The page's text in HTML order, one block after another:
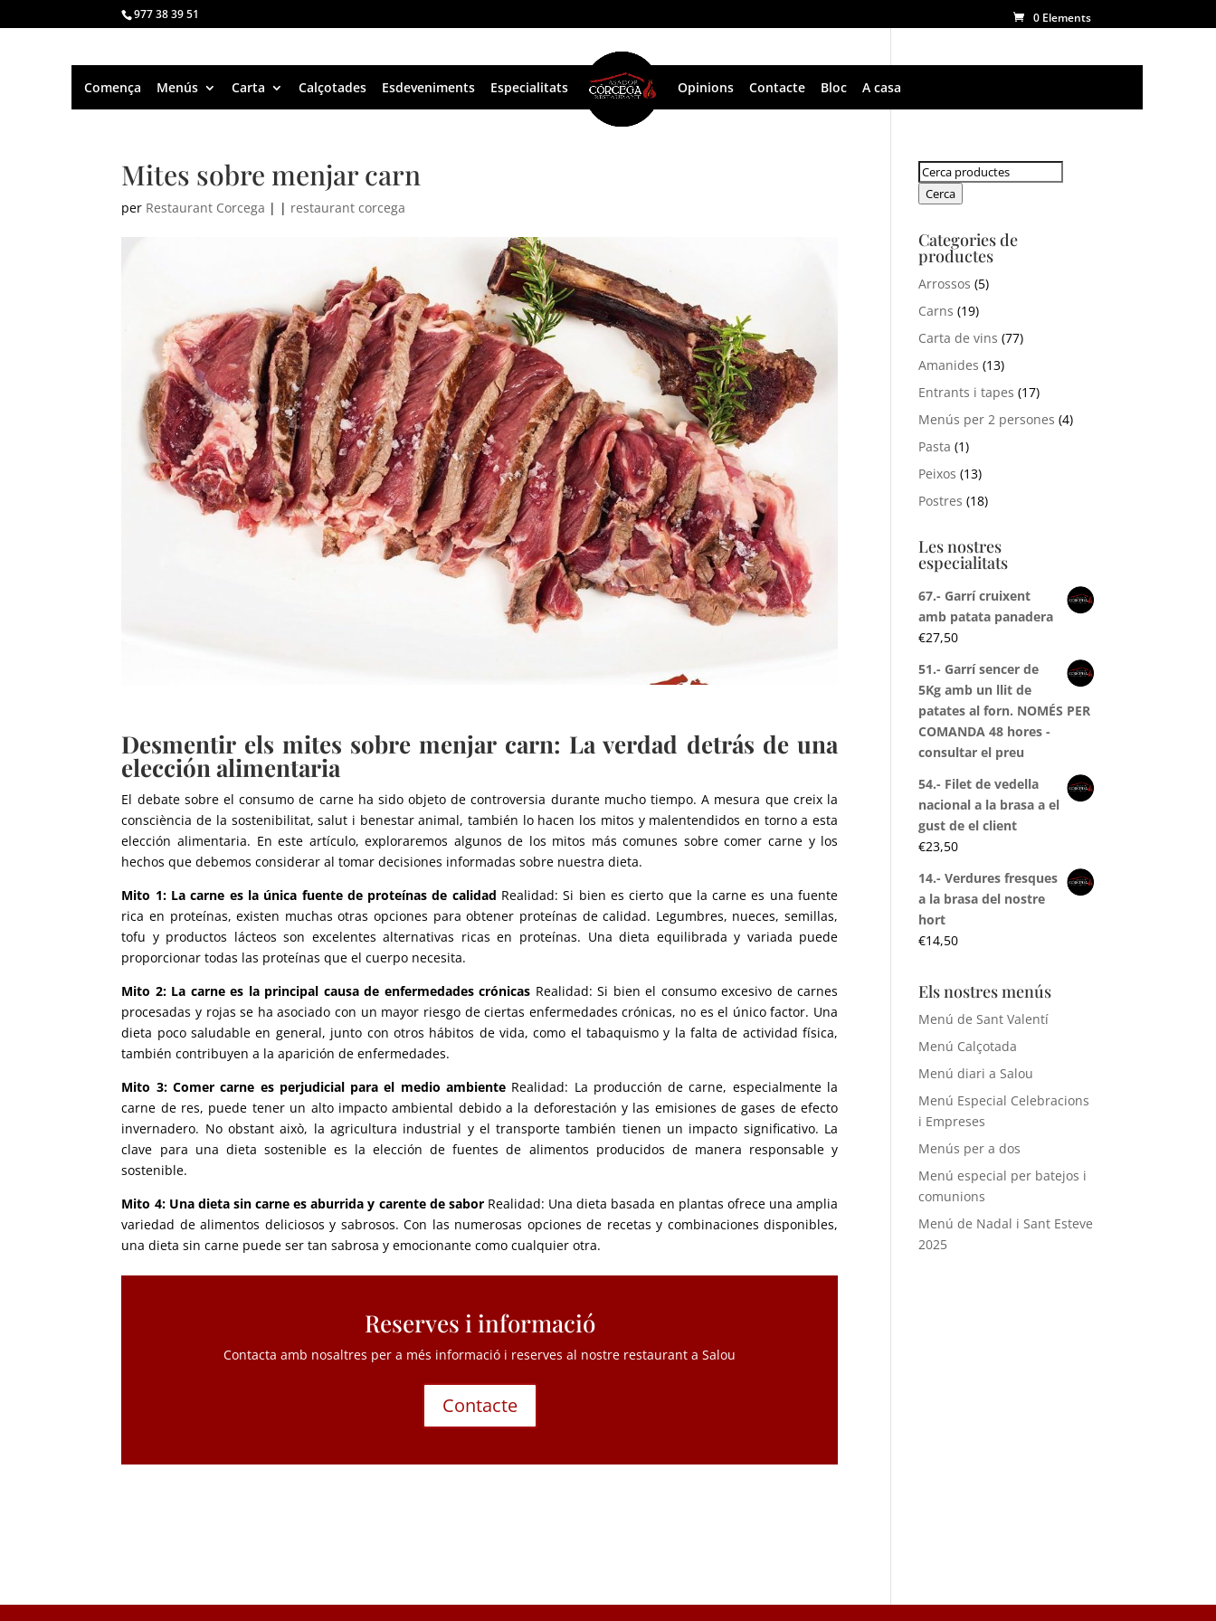
977 38 39 51 0 Elements
Comença Menús Carta Calçotades Esdeveniments Especialitats Opinions Contacte Bloc A casa
Mites sobre menjar carn
per Restaurant Corcega | | restaurant corcega
Desmentir els mites sobre menjar carn: La verdad detrás de una
elección alimentaria
El debate sobre el consumo de carne ha sido objeto de controversia durante mucho tiempo. A mesura que creix la
consciència de la sostenibilitat, salut i benestar animal,también lo hacen los mitos y malentendidos en torno a esta
elección alimentaria. En este artículo,exploraremos algunos de los mitos más comunes sobre comer carne y los
hechos que debemos considerar al tomar decisiones informadas sobre nuestra dieta.
Mito 1: La carne es la única fuente de proteínas de calidad Realidad:Si bien es cierto que la carne es una fuente
rica en proteínas,existen muchas otras opciones para obtener proteínas de calidad. Legumbres, nueces,semillas,
tofu y productos lácteos son excelentes alternativas ricas en proteínas. Una dieta equilibrada y variada puede
proporcionar todas las proteínas que el cuerpo necesita.
Mito 2: La carne es la principal causa de enfermedades crónicas Realidad:Si bien el consumo excesivo de carnes
procesadas y rojas se ha asociado con un mayor riesgo de ciertas enfermedades crónicas, no es el único factor. Una
dieta poco saludable en general, junto con otros hábitos de vida,como el tabaquismo y la falta de actividad física,
también contribuyen a la aparición de enfermedades.
Mito 3: Comer carne es perjudicial para el medio ambiente Realidad: La producción de carne, especialmente la
carne de res, puede tener un alto impacto ambiental debido a la deforestación y las emisiones de gases de efecto
invernadero. No obstant això, la agricultura industrial y el transporte también tienen un impacto significativo. La
clave para una dieta sostenible es la elección de fuentes de alimentos producidos de manera responsable y
sostenible.
Mito 4: Una dieta sin carne es aburrida y carente de sabor Realidad: Una dieta basada en plantas ofrece una amplia
variedad de alimentos deliciosos y sabrosos.Con las numerosas opciones de recetas y combinaciones disponibles,
una dieta sin carne puede ser tan sabrosa y emocionante como cualquier otra.
Reserves i informació
Contacta amb nosaltres per a més informació i reserves al nostre restaurant a Salou
Contacte
Cerca:
Cerca
Categories de
productes
Arrossos (5)
Carns (19)
Carta de vins (77)
Amanides (13)
Entrants i tapes (17)
Menús per 2 persones (4)
Pasta (1)
Peixos (13)
Postres (18)
Les nostres
especialitats
67.- Garrí cruixent
amb patata panadera
€27,50
51.- Garrí sencer de
5Kg amb un llit de
patates al forn. NOMÉS PER
COMANDA 48 hores -
consultar el preu
54.- Filet de vedella
nacional a la brasa a el
gust de el client
€23,50
14.- Verdures fresques
a la brasa del nostre
hort
€14,50
Els nostres menús
Menú de Sant Valentí
Menú Calçotada
Menú diari a Salou
Menú Especial Celebracions
i Empreses
Menús per a dos
Menú especial per batejos i
comunions
Menú de Nadal i Sant Esteve
2025